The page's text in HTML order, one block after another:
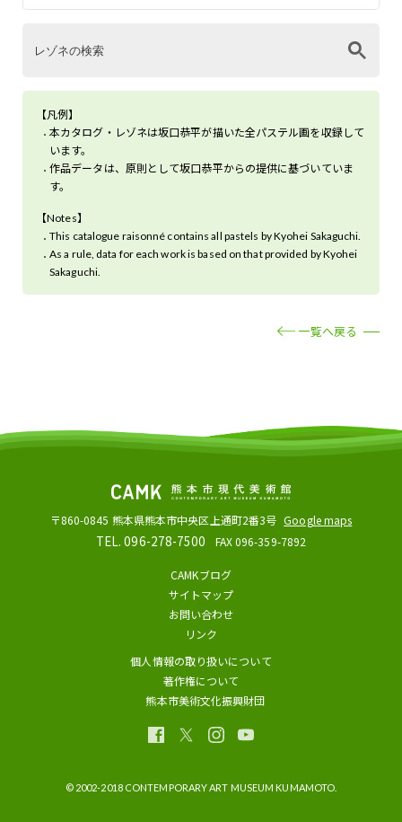
【凡例】
本カタログ・レゾネは坂口恭平が描いた全パステル画を収録して
います。
作品データは、原則として坂口恭平からの提供に基づいていま
す。
【Notes】
This catalogue raisonné contains all pastels by Kyohei Sakaguchi.
As a rule, data for each work is based on that provided by Kyohei
Sakaguchi.
一覧へ戻る
〒860-0845 熊本県熊本市中央区上通町2番3号 Google maps
TEL. 096-278-7500 FAX 096-359-7892
CAMKブログ
サイトマップ
お問い合わせ
リンク
個人情報の取り扱いについて
著作権について
熊本市美術文化振興財団
© 2002-2018 CONTEMPORARY ART MUSEUM KUMAMOTO.